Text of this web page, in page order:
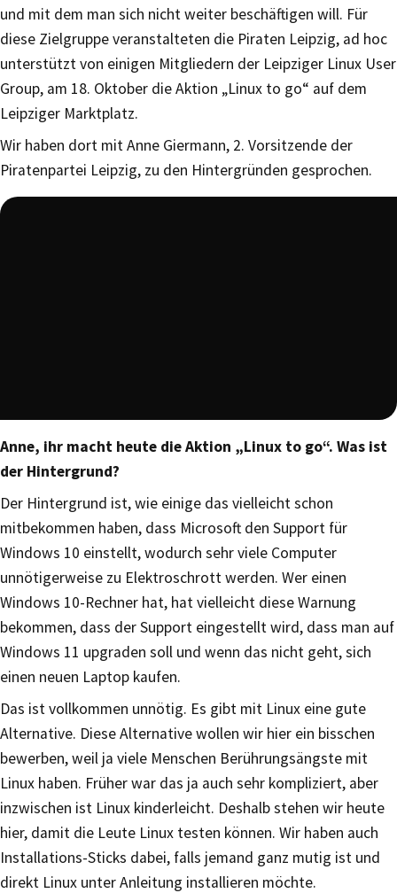
und mit dem man sich nicht weiter beschäftigen will. Für
diese Zielgruppe veranstalteten die Piraten Leipzig, ad hoc
unterstützt von einigen Mitgliedern der Leipziger Linux User
Group, am 18. Oktober die Aktion „Linux to go“ auf dem
Leipziger Marktplatz.
Wir haben dort mit Anne Giermann, 2. Vorsitzende der
Piratenpartei Leipzig, zu den Hintergründen gesprochen.
Anne, ihr macht heute die Aktion „Linux to go“. Was ist
der Hintergrund?
Der Hintergrund ist, wie einige das vielleicht schon
mitbekommen haben, dass Microsoft den Support für
Windows 10 einstellt, wodurch sehr viele Computer
unnötigerweise zu Elektroschrott werden. Wer einen
Windows 10-Rechner hat, hat vielleicht diese Warnung
bekommen, dass der Support eingestellt wird, dass man auf
Windows 11 upgraden soll und wenn das nicht geht, sich
einen neuen Laptop kaufen.
Das ist vollkommen unnötig. Es gibt mit Linux eine gute
Alternative. Diese Alternative wollen wir hier ein bisschen
bewerben, weil ja viele Menschen Berührungsängste mit
Linux haben. Früher war das ja auch sehr kompliziert, aber
inzwischen ist Linux kinderleicht. Deshalb stehen wir heute
hier, damit die Leute Linux testen können. Wir haben auch
Installations-Sticks dabei, falls jemand ganz mutig ist und
direkt Linux unter Anleitung installieren möchte.